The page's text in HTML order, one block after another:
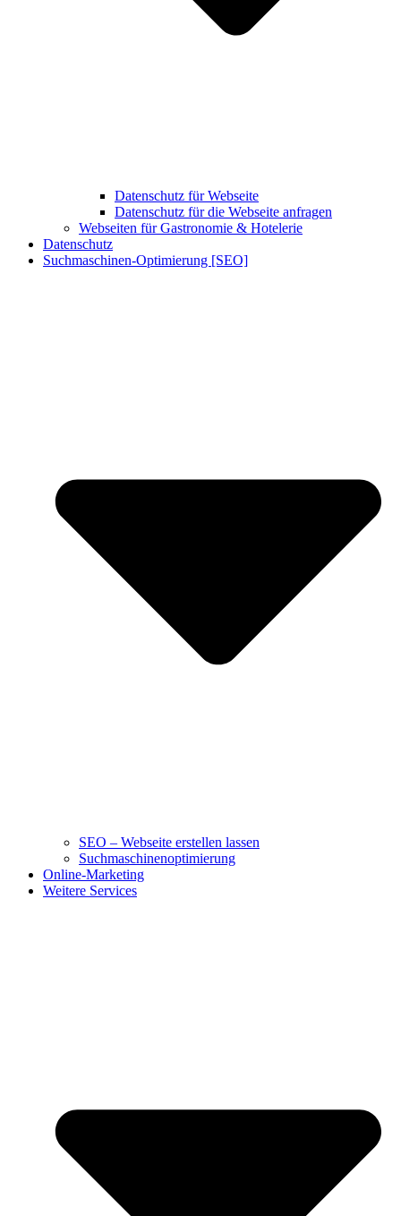
Datenschutz für Webseite
Datenschutz für die Webseite anfragen
Webseiten für Gastronomie & Hotelerie
Datenschutz
Suchmaschinen-Optimierung [SEO]
SEO – Webseite erstellen lassen
Suchmaschinenoptimierung
Online-Marketing
Weitere Services